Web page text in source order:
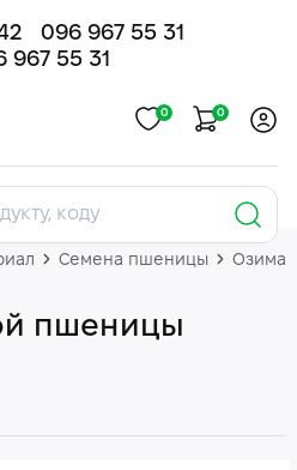
096 967 55 31
0 0
Семена пшеницы
пшеницы